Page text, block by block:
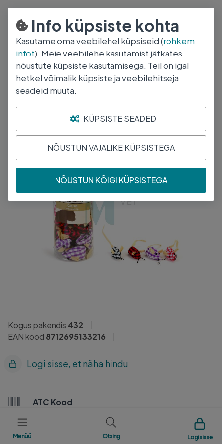
E-R 8:30-17:00
Menüü Otsing Logi sisse
Pehmed mänguasjad
BEEZTEES KASSI MÄNGUASI HIIR
Kogus pakendis 432
EAN kood 8712695133216
Logi sisse, et näha hindu
ATC Kood
Info küpsiste kohta
Kasutame oma veebilehel küpsiseid (rohkem
infot). Meie veebilehe kasutamist jätkates
nõustute küpsiste kasutamisega. Teil on igal
hetkel võimalik küpsiste ja veebilehitseja
seadeid muuta.
KÜPSISTE SEADED
NÕUSTUN VAJALIKE KÜPSISTEGA
NÕUSTUN KÕIGI KÜPSISTEGA